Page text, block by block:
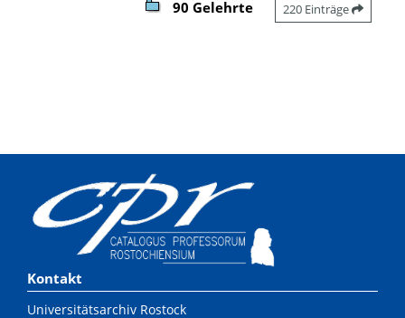
90 Gelehrte 220 Einträge
Kontakt
Universitätsarchiv Rostock